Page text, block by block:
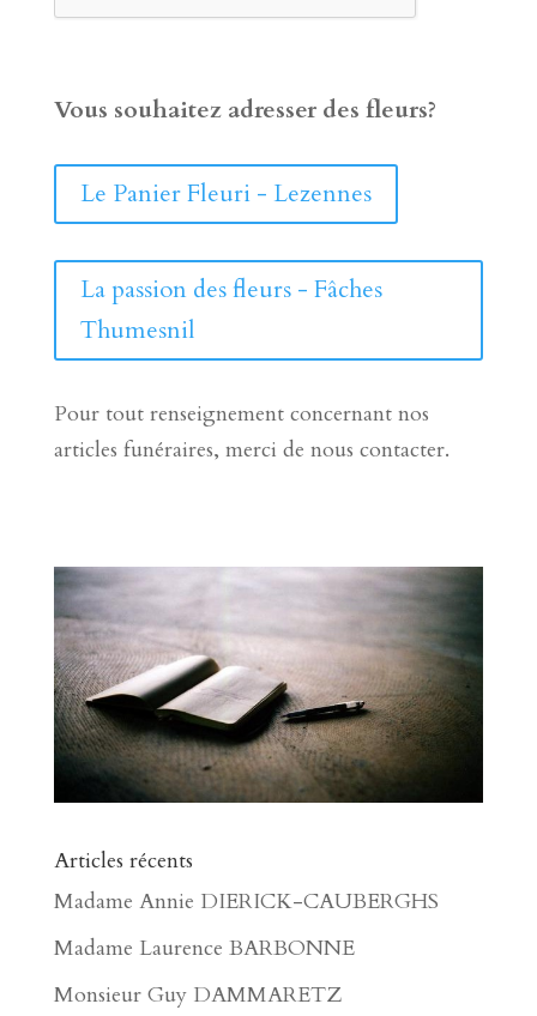
Vous souhaitez adresser des fleurs?
Le Panier Fleuri - Lezennes
La passion des fleurs - Fâches
Thumesnil
Pour tout renseignement concernant nos
articles funéraires, merci de nous contacter.
Articles récents
Madame Annie DIERICK-CAUBERGHS
Madame Laurence BARBONNE
Monsieur Guy DAMMARETZ